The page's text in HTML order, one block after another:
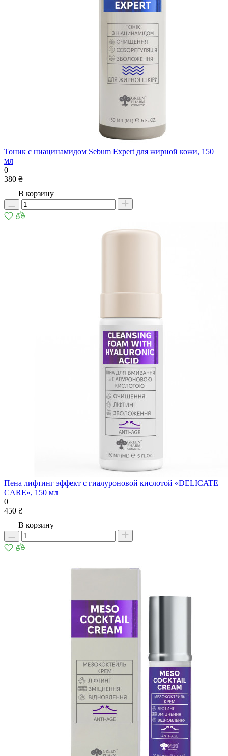
Тоник с ниацинамидом Sebum Expert для жирной кожи, 150
мл
0
380 ₴
В корзину
Пена лифтинг эффект с гиалуроновой кислотой «DELICATE
CARE», 150 мл
0
450 ₴
В корзину